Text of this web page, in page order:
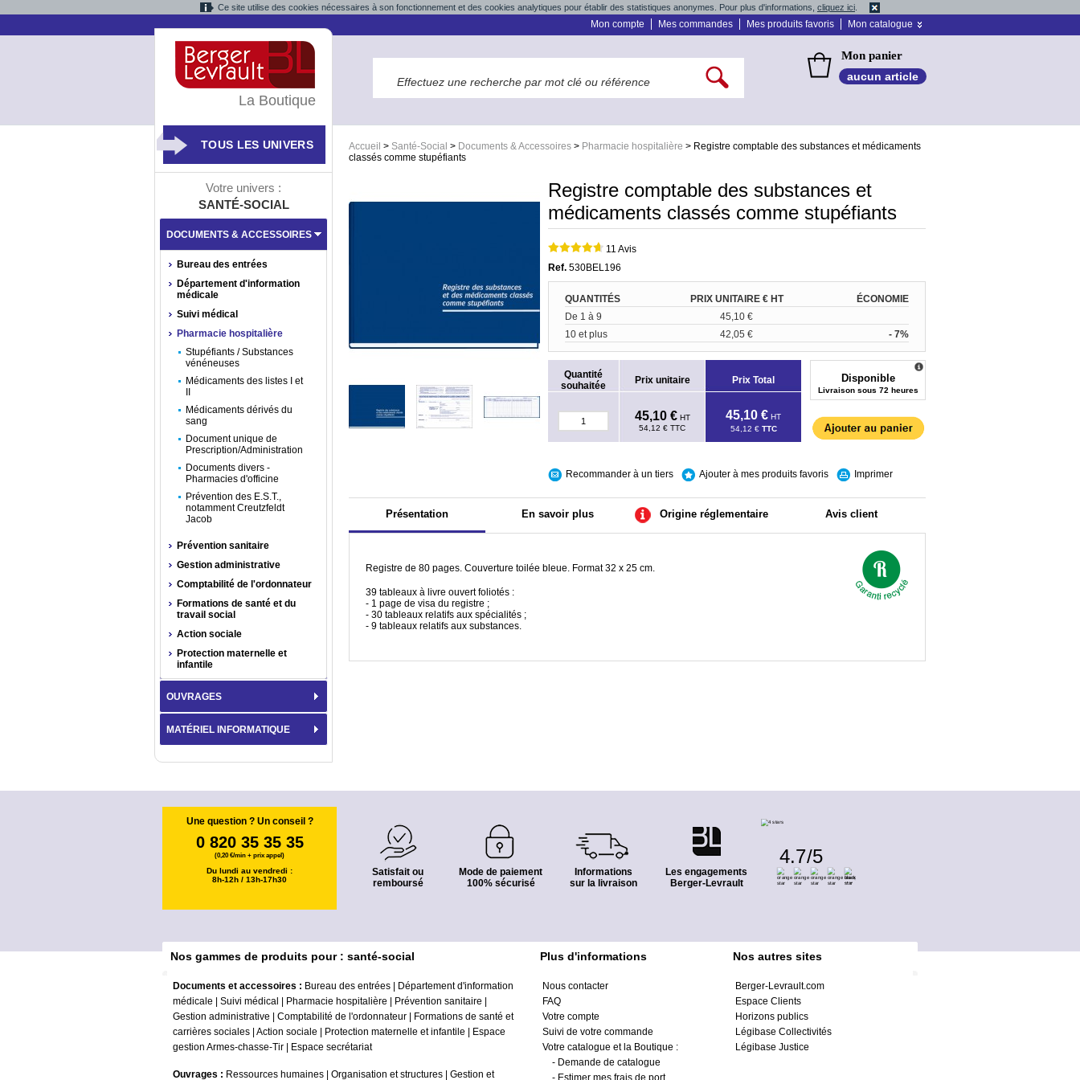
Ce site utilise des cookies nécessaires à son fonctionnement et des cookies analytiques pour établir des statistiques anonymes. Pour plus d'informations, cliquez ici
Mon compte Mes commandes Mes produits favoris Mon catalogue
Mon panier
aucun article
Accueil > Santé-Social > Documents & Accessoires > Pharmacie hospitalière > Registre comptable des substances et médicaments
classés comme stupéfiants
Registre comptable des substances et
médicaments classés comme stupéfiants
11 Avis
Ref. 530BEL196
QUANTITÉS PRIX UNITAIRE € HT
ÉCONOMIE
De 1 à 9
45,10 €
10 et plus
42,05 € - 7%
Quantité
souhaitée
Prix unitaire Prix Total
45,10 € HT
54,12 € TTC
45,10 € HT
54,12 € TTC
Disponible
Livraison sous 72 heures
Recommander à un tiers Ajouter à mes produits favoris Imprimer
Présentation En savoir plus Origine réglementaire Avis client
Registre de 80 pages. Couverture toilée bleue. Format 32 x 25 cm.
39 tableaux à livre ouvert foliotés :
- 1 page de visa du registre ;
- 30 tableaux relatifs aux spécialités ;
- 9 tableaux relatifs aux substances.
La Boutique
TOUS LES UNIVERS
Votre univers :
SANTÉ-SOCIAL
DOCUMENTS & ACCESSOIRES
Bureau des entrées
Département d'information
médicale
Suivi médical
Pharmacie hospitalière
Stupéfiants / Substances
vénéneuses
Médicaments des listes I et
Médicaments dérivés du
sang
Document unique de
Prescription/Administration
Documents divers -
Pharmacies d'officine
Prévention des E.S.T.,
notamment Creutzfeldt
Jacob
Prévention sanitaire
Gestion administrative
Comptabilité de l'ordonnateur
Formations de santé et du
travail social
Action sociale
Protection maternelle et
infantile
OUVRAGES
MATÉRIEL INFORMATIQUE
Une question ? Un conseil ?
0 820 35 35 35
(0,20 €/min + prix appel)
Du lundi au vendredi :
8h-12h / 13h-17h30
Satisfait ou
remboursé
Mode de paiement
100% sécurisé
Informations
sur la livraison
Les engagements
Berger-Levrault
4.7/5
Nos gammes de produits pour : santé-social
Documents et accessoires : Bureau des entrées
Département d'information
médicale
Suivi médical Pharmacie hospitalière Prévention sanitaire
Gestion administrative
Comptabilité de l'ordonnateur
Formations de santé et
carrières sociales Action sociale Protection maternelle et infantile
Espace
gestion Armes-chasse-Tir
Espace secrétariat
Ouvrages : Ressources humaines Organisation et structures Gestion et
Plus d'informations
Nous contacter
FAQ
Votre compte
Suivi de votre commande
Votre catalogue et la Boutique :
- Demande de catalogue
- Estimer mes frais de port
Nos autres sites
Berger-Levrault.com
Espace Clients
Horizons publics
Légibase Collectivités
Légibase Justice